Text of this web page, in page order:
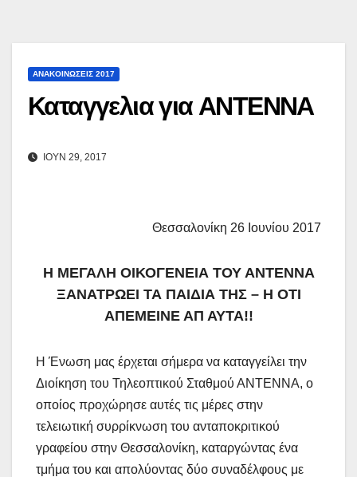
ΑΝΑΚΟΙΝΏΣΕΙΣ 2017
Καταγγελια για ΑΝΤΕΝΝΑ
ΙΟΎΝ 29, 2017
Θεσσαλονίκη 26 Ιουνίου 2017
Η ΜΕΓΑΛΗ ΟΙΚΟΓΕΝΕΙΑ ΤΟΥ ΑΝΤΕΝΝΑ
ΞΑΝΑΤΡΩΕΙ ΤΑ ΠΑΙΔΙΑ ΤΗΣ – Η ΟΤΙ
ΑΠΕΜΕΙΝΕ ΑΠ ΑΥΤΑ!!
Η Ένωση μας έρχεται σήμερα να καταγγείλει την
Διοίκηση του Τηλεοπτικού Σταθμού ΑΝΤΕΝΝΑ, ο
οποίος προχώρησε αυτές τις μέρες στην
τελειωτική συρρίκνωση του ανταποκριτικού
γραφείου στην Θεσσαλονίκη, καταργώντας ένα
τμήμα του και απολύοντας δύο συναδέλφους με